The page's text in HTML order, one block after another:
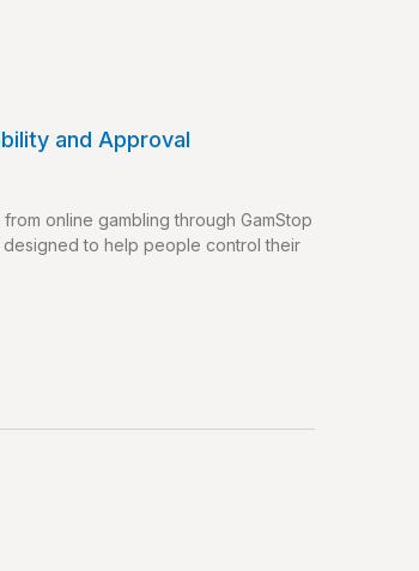
and Approval
online gambling through GamStop
designed to help people control their